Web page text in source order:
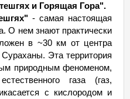
29 849
мало
29 849
мало
29 849
мало
мало
29 849
мало
и Горящая Гора".
- самая настоящая
О нем знают практически
в ~30 км от центра
Эта территория
природным феноменом,
газа (газ,
с кислородом и